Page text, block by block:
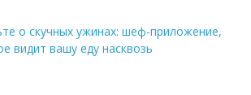
о скучных ужинах: шеф-приложение,
видит вашу еду насквозь